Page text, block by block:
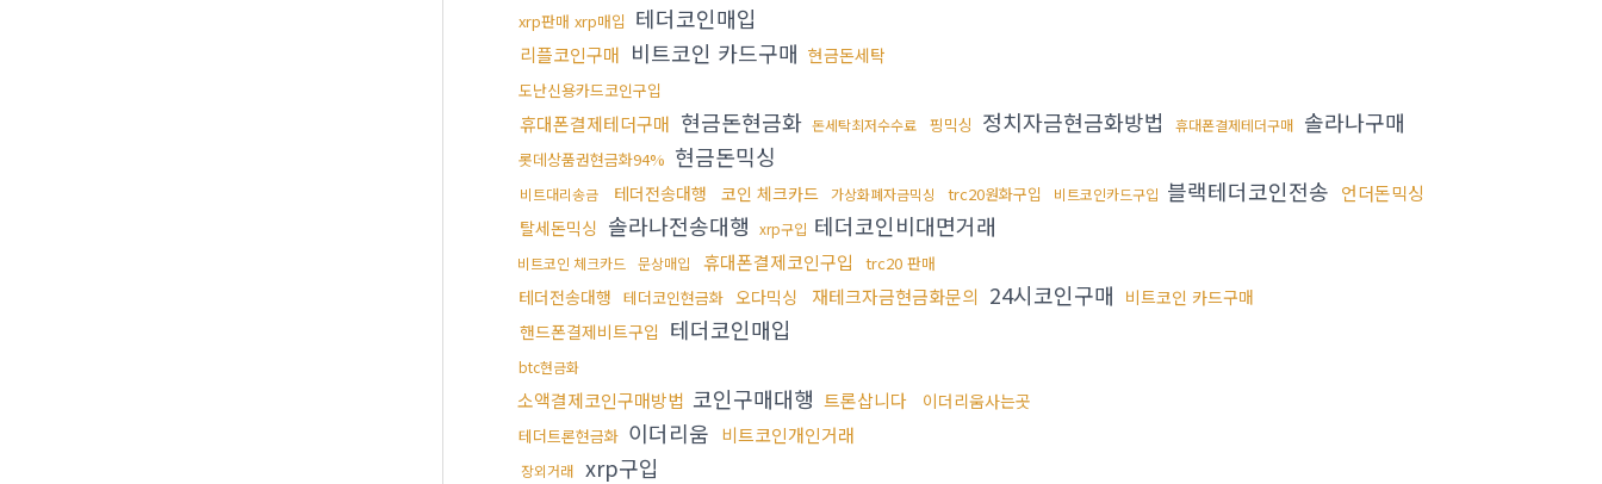
xrp판매 xrp매입 테더코인매입
리플코인구매 비트코인 카드구매 현금돈세탁
도난신용카드코인구입
휴대폰결제테더구매 현금돈현금화 돈세탁최저수수료 핑믹싱 정치자금현금화방법 휴대폰결제테더구매 솔라나구매
롯데상품권현금화94% 현금돈믹싱
비트대리송금 테더전송대행 코인 체크카드 가상화폐자금믹싱 trc20원화구입 비트코인카드구입 블랙테더코인전송 언더돈믹싱
탈세돈믹싱 솔라나전송대행 xrp구입 테더코인비대면거래
비트코인 체크카드 문상매입 휴대폰결제코인구입 trc20 판매
테더전송대행 테더코인현금화 오다믹싱 재테크자금현금화문의 24시코인구매 비트코인 카드구매
핸드폰결제비트구입 테더코인매입
btc현금화
소액결제코인구매방법 코인구매대행 트론삽니다 이더리움사는곳
테더트론현금화 이더리움 비트코인개인거래
장외거래 xrp구입